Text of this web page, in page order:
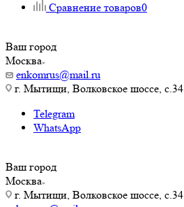
Сравнение товаров0
Ваш город
Москва
enkomrus@mail.ru
г. Мытищи, Волковское шоссе, с.34
Telegram
WhatsApp
Ваш город
Москва
г. Мытищи, Волковское шоссе, с.34